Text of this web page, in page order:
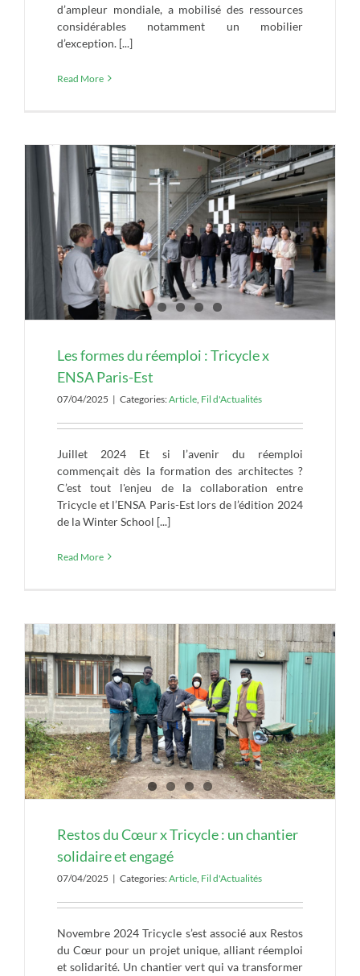
d’ampleur mondiale, a mobilisé des ressources
considérables notamment un mobilier
d’exception. [...]
Read More
Les formes du réemploi : Tricycle x
ENSA Paris-Est
07/04/2025 | Categories:Article Fil d'Actualités
Juillet 2024 Et si l’avenir du réemploi
commençait dès la formation des architectes ?
C’est tout l'enjeu de la collaboration entre
Tricycle et l’ENSA Paris-Est lors de l’édition 2024
de la Winter School [...]
Read More
Restos du Cœur x Tricycle : un chantier
solidaire et engagé
07/04/2025 | Categories:Article Fil d'Actualités
Novembre 2024 Tricycle s’est associé aux Restos
du Cœur pour un projet unique, alliant réemploi
et solidarité. Un chantier vert qui va transformer